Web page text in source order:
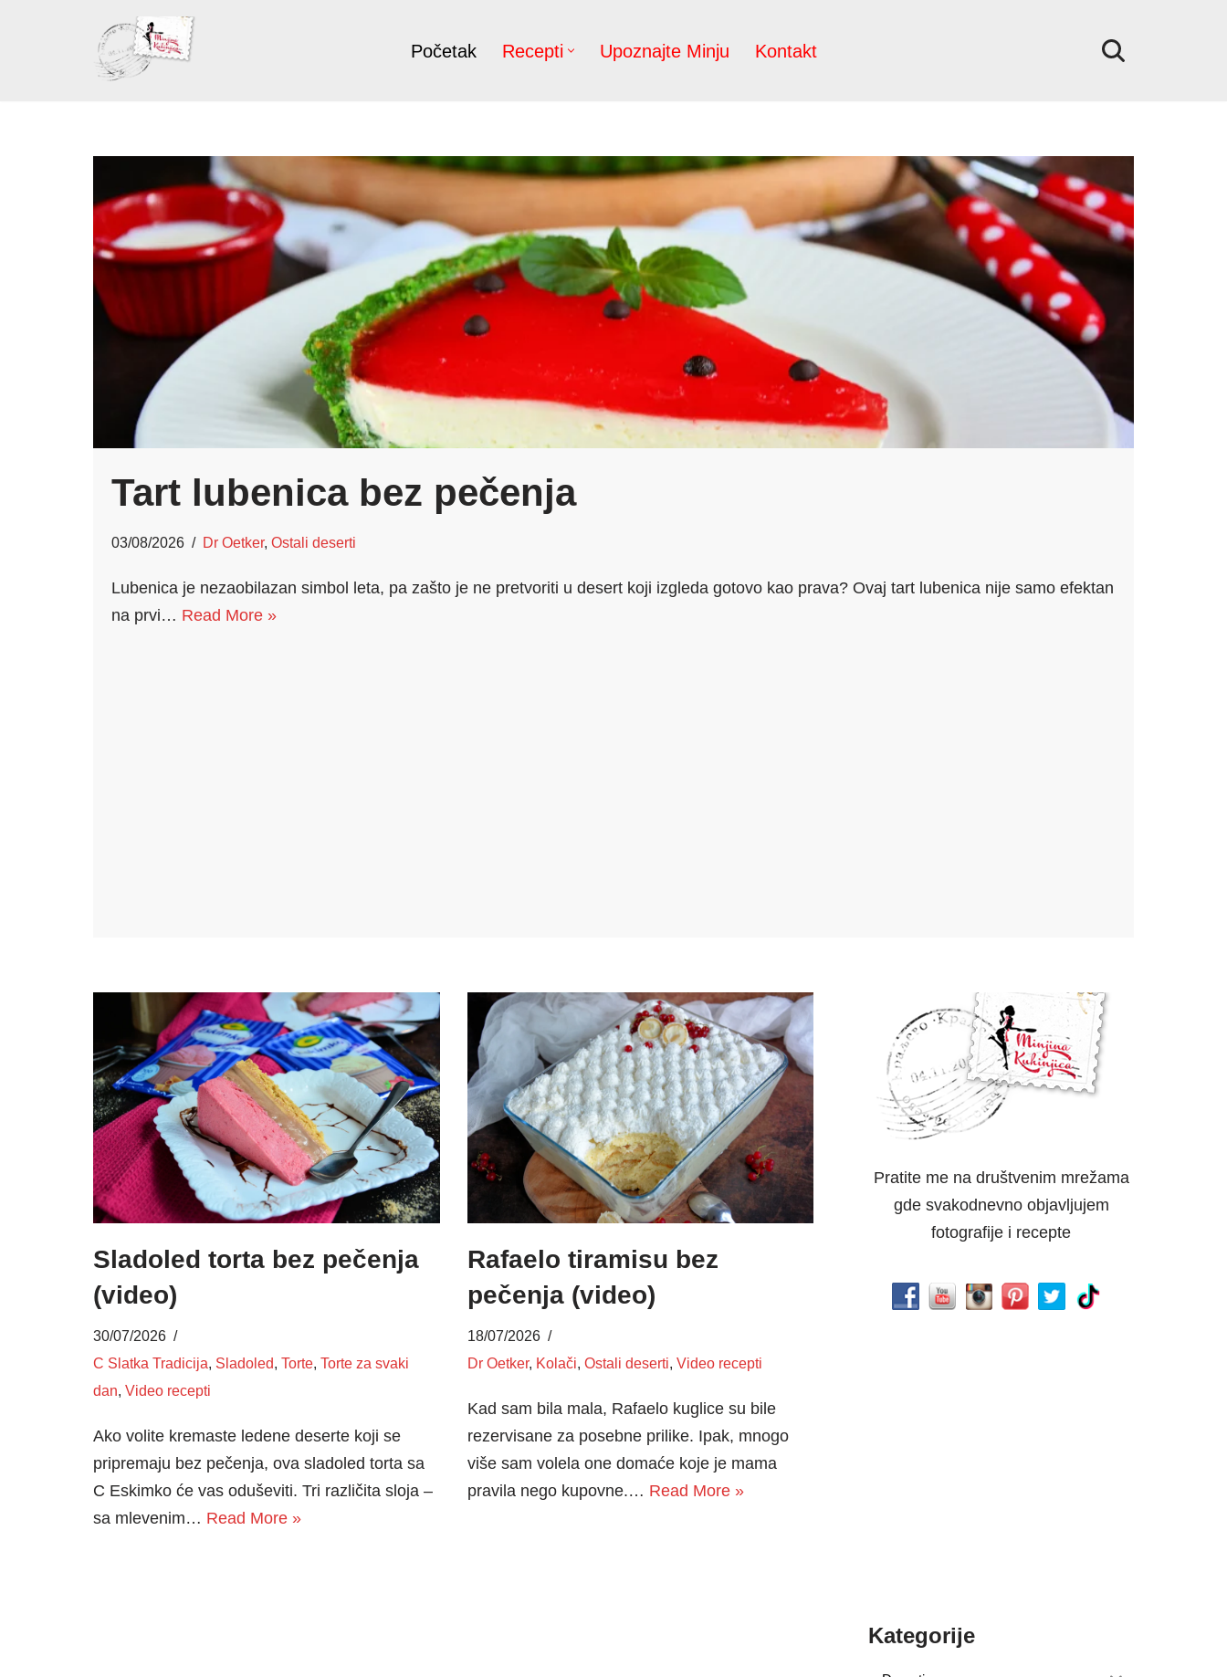
Početak Recepti Upoznajte Minju Kontakt
Tart lubenica bez pečenja
03/08/2026 Dr Oetker, Ostali deserti
Lubenica je nezaobilazan simbol leta, pa zašto je ne pretvoriti u desert koji izgleda gotovo kao prava? Ovaj tart lubenica nije samo efektan
na prvi… Read More »
Sladoled torta bez pečenja
(video)
30/07/2026
C Slatka Tradicija, Sladoled, Torte, Torte za svaki
dan, Video recepti
Ako volite kremaste ledene deserte koji se
pripremaju bez pečenja, ova sladoled torta sa
C Eskimko će vas oduševiti. Tri različita sloja –
sa mlevenim… Read More »
Rafaelo tiramisu bez
pečenja (video)
18/07/2026
Dr Oetker, Kolači, Ostali deserti, Video recepti
Kad sam bila mala, Rafaelo kuglice su bile
rezervisane za posebne prilike. Ipak, mnogo
više sam volela one domaće koje je mama
pravila nego kupovne.… Read More »
Pratite me na društvenim mrežama
gde svakodnevno objavljujem
fotografije i recepte
Kategorije